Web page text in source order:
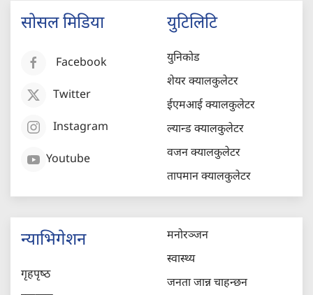
सोसल मिडिया
Facebook
Twitter
Instagram
Youtube
युटिलिटि
युनिकोड
शेयर क्यालकुलेटर
ईएमआई क्यालकुलेटर
ल्यान्ड क्यालकुलेटर
वजन क्यालकुलेटर
तापमान क्यालकुलेटर
न्याभिगेशन
गृहपृष्‍ठ
मनोरञ्जन
स्वास्थ्य
जनता जान्न चाहन्छन